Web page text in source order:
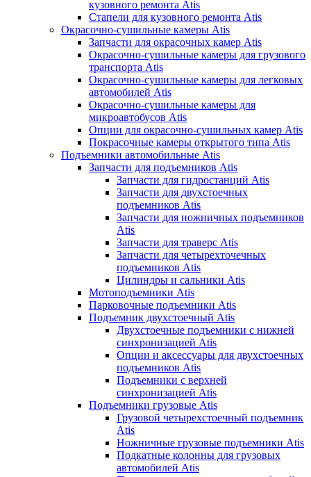
кузовного ремонта Atis
Стапели для кузовного ремонта Atis
Окрасочно-сушильные камеры Atis
Запчасти для окрасочных камер Atis
Окрасочно-сушильные камеры для грузового
транспорта Atis
Окрасочно-сушильные камеры для легковых
автомобилей Atis
Окрасочно-сушильные камеры для
микроавтобусов Atis
Опции для окрасочно-сушильных камер Atis
Покрасочные камеры открытого типа Atis
Подъемники автомобильные Atis
Запчасти для подъемников Atis
Запчасти для гидростанций Atis
Запчасти для двухстоечных
подъемников Atis
Запчасти для ножничных подъемников
Atis
Запчасти для траверс Atis
Запчасти для четырехточечных
подъемников Atis
Цилиндры и сальники Atis
Мотоподъемники Atis
Парковочные подъемники Atis
Подъемник двухстоечный Atis
Двухстоечные подъемники с нижней
синхронизацией Atis
Опции и аксессуары для двухстоечных
подъемников Atis
Подъемники с верхней
синхронизацией Atis
Подъемники грузовые Atis
Грузовой четырехстоечный подъемник
Atis
Ножничные грузовые подъемники Atis
Подкатные колонны для грузовых
автомобилей Atis